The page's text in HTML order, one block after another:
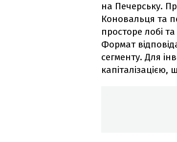
на Печерську.
Коновальця та
просторе лобі
Формат
сегменту. Для